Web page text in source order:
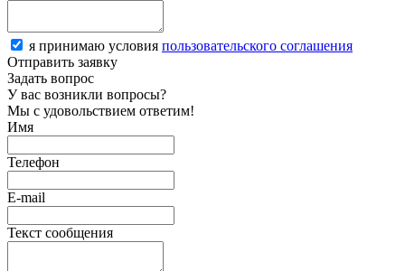
я принимаю условия пользовательского соглашения
Отправить заявку
Задать вопрос
У вас возникли вопросы?
Мы с удовольствием ответим!
Имя
Телефон
E-mail
Текст сообщения